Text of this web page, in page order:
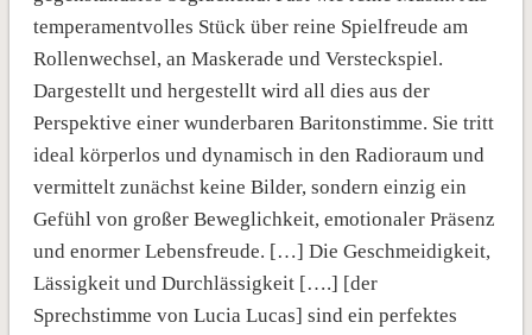
temperamentvolles Stück über reine Spielfreude am
Rollenwechsel, an Maskerade und Versteckspiel.
Dargestellt und hergestellt wird all dies aus der
Perspektive einer wunderbaren Baritonstimme. Sie tritt
ideal körperlos und dynamisch in den Radioraum und
vermittelt zunächst keine Bilder, sondern einzig ein
Gefühl von großer Beweglichkeit, emotionaler Präsenz
und enormer Lebensfreude. […] Die Geschmeidigkeit,
Lässigkeit und Durchlässigkeit [….] [der
Sprechstimme von Lucia Lucas] sind ein perfektes